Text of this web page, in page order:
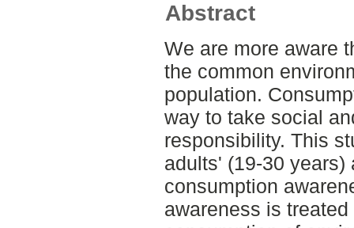
Abstract
We are more aware
the common
population.
way to take social
responsibility. This
adults' (19-30 years)
consumption
awareness is